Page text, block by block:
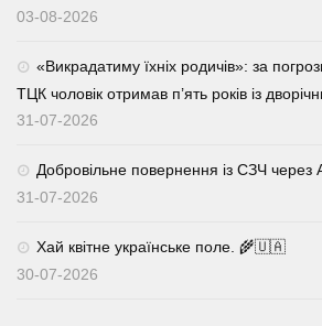
03-08-2026
«Викрадатиму їхніх родичів»: за
ТЦК чоловік отримав п’ять років із
31-07-2026
Добровільне повернення із СЗЧ
31-07-2026
Хай квітне українське поле. 🌾🇺🇦
30-07-2026